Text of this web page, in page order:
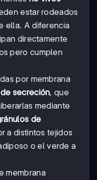
estar rodeados
ella. A diferencia
directamente
pero cumplen
por membrana
secreción, que
mediante
de
a distintos tejidos
o el verde a
membrana